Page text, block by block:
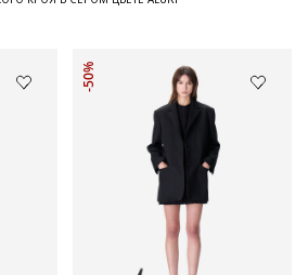
-50%